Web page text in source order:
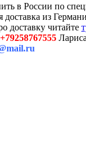
в России по
доставка из
доставку читайте
+79258767555